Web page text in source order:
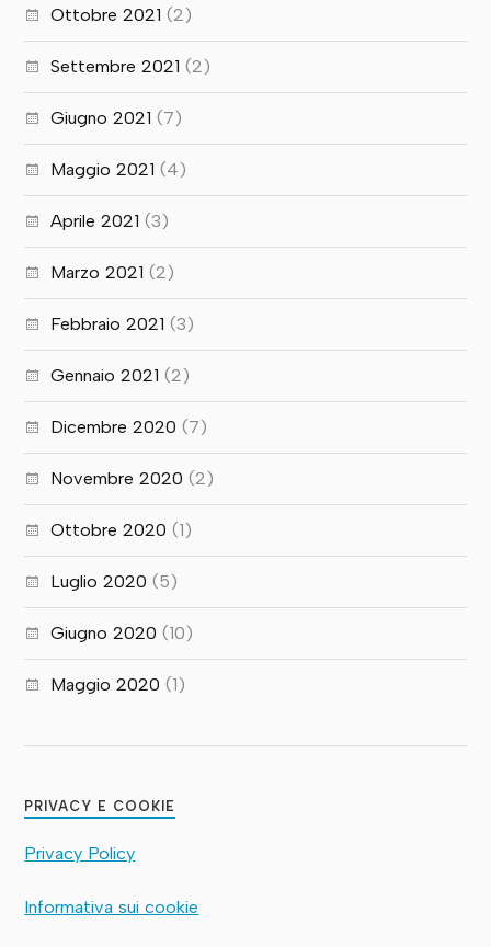
Ottobre 2021 (2)
Settembre 2021 (2)
Giugno 2021 (7)
Maggio 2021 (4)
Aprile 2021 (3)
Marzo 2021 (2)
Febbraio 2021 (3)
Gennaio 2021 (2)
Dicembre 2020 (7)
Novembre 2020 (2)
Ottobre 2020 (1)
Luglio 2020 (5)
Giugno 2020 (10)
Maggio 2020 (1)
PRIVACY E COOKIE
Privacy Policy
Informativa sui cookie